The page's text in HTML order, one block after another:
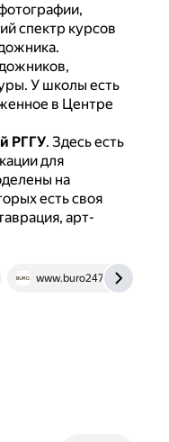
спектр курсов
У школы есть
в Центре
РГГУ. Здесь есть
для
на
есть своя
арт-
www.buro247.ru